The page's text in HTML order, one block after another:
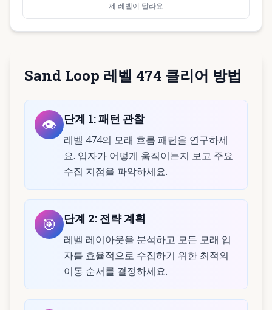
제 레벨이 달라요
Sand Loop 레벨 474 클리어 방법
👁️ 단계 1:패턴 관찰
레벨 474의 모래 흐름 패턴을 연구하세
요. 입자가 어떻게 움직이는지 보고 주요
수집 지점을 파악하세요.
🎯 단계 2: 전략 계획
레벨 레이아웃을 분석하고 모든 모래 입
자를 효율적으로 수집하기 위한 최적의
이동 순서를 결정하세요.